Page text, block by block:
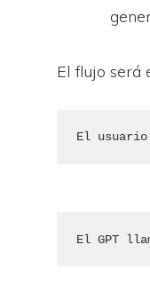
El flujo será
El usuario
El GPT